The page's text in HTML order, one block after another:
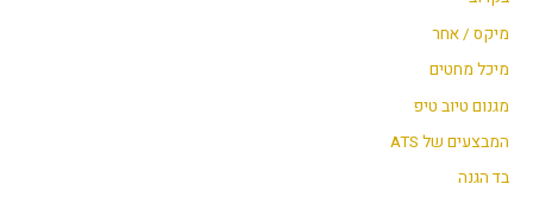
מיקס / אחר
מיכל מחטים
מגנום טיוב טיפ
המבצעים של ATS
בד הגנה